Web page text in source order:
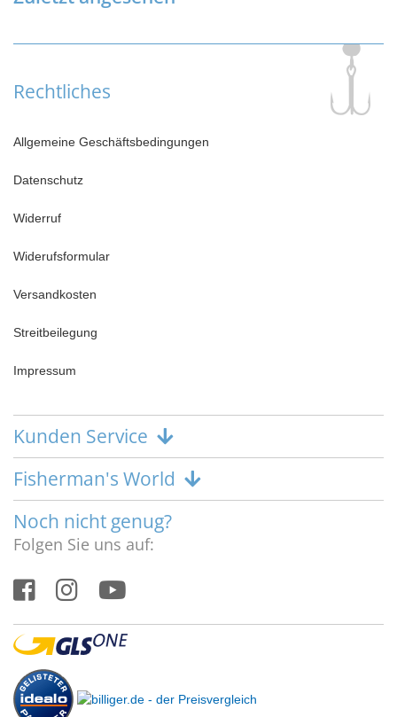
Rechtliches
Allgemeine Geschäftsbedingungen
Datenschutz
Widerruf
Widerufsformular
Versandkosten
Streitbeilegung
Impressum
Kunden Service
Fisherman's World
Noch nicht genug?
Folgen Sie uns auf: